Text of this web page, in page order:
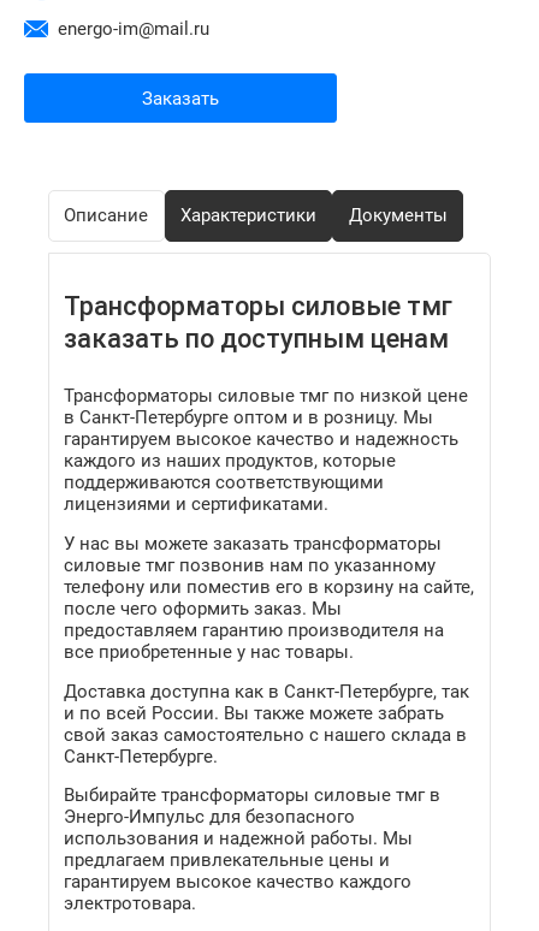
energo-im@mail.ru
Заказать
Описание Характеристики Документы
Трансформаторы силовые тмг
заказать по доступным ценам
Трансформаторы силовые тмг по низкой цене
в Санкт-Петербурге оптом и в розницу. Мы
гарантируем высокое качество и надежность
каждого из наших продуктов, которые
поддерживаются соответствующими
лицензиями и сертификатами.
У нас вы можете заказать трансформаторы
силовые тмг позвонив нам по указанному
телефону или поместив его в корзину на сайте,
после чего оформить заказ. Мы
предоставляем гарантию производителя на
все приобретенные у нас товары.
Доставка доступна как в Санкт-Петербурге, так
и по всей России. Вы также можете забрать
свой заказ самостоятельно с нашего склада в
Санкт-Петербурге.
Выбирайте трансформаторы силовые тмг в
Энерго-Импульс для безопасного
использования и надежной работы. Мы
предлагаем привлекательные цены и
гарантируем высокое качество каждого
электротовара.